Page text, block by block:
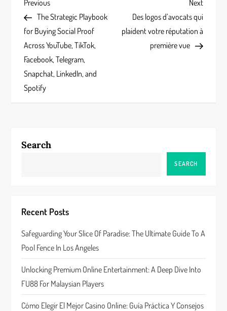
P
o
s
t
n
v
a
t
i
o
n
Previous
Post
Previous
The Strategic Playbook
for Buying Social Proof
Across YouTube, TikTok,
Facebook, Telegram,
Snapchat, LinkedIn, and
Spotify
Next
Post
Next
Des logos d’avocats qui
plaident votre réputation à
première vue
Search
SEARCH
Recent Posts
Safeguarding Your Slice Of Paradise: The Ultimate Guide To A
Pool Fence In Los Angeles
Unlocking Premium Online Entertainment: A Deep Dive Into
FU88 For Malaysian Players
Cómo Elegir El Mejor Casino Online: Guía Práctica Y Consejos